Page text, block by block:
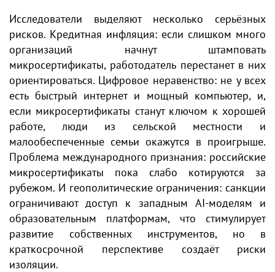
Исследователи выделяют несколько серьёзных
рисков. Кредитная инфляция: если слишком много
организаций начнут штамповать
микросертификаты, работодатель перестанет в них
ориентироваться. Цифровое неравенство: не у всех
есть быстрый интернет и мощный компьютер, и,
если микросертификаты станут ключом к хорошей
работе, люди из сельской местности и
малообеспеченные семьи окажутся в проигрыше.
Проблема международного признания: российские
микросертификаты пока слабо котируются за
рубежом. И геополитические ограничения: санкции
ограничивают доступ к западным AI-моделям и
образовательным платформам, что стимулирует
развитие собственных инструментов, но в
краткосрочной перспективе создаёт риски
изоляции.